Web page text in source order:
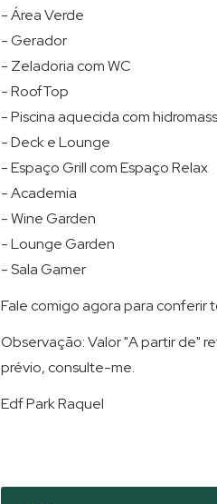
- Área Verde
- Gerador
- Zeladoria com WC
- RoofTop
- Piscina aquecida com
- Deck e Lounge
- Espaço Grill com Espaço Relax
- Academia
- Wine Garden
- Lounge Garden
- Sala Gamer
Fale comigo agora para conferir
Observação: Valor "A partir de"
prévio, consulte-me.
Edf Park Raquel